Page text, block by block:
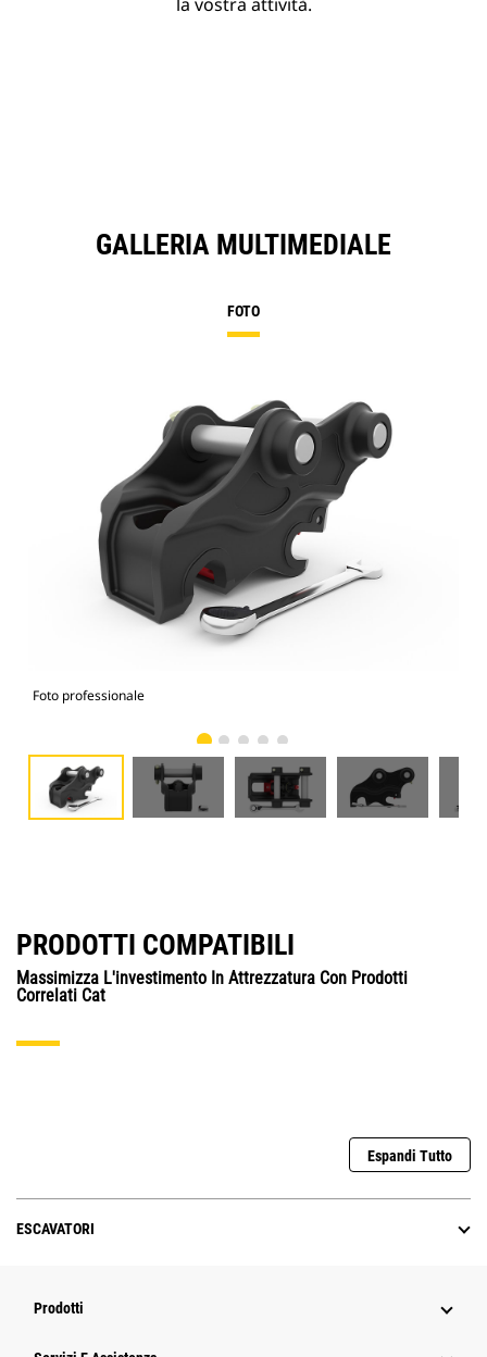
GALLERIA MULTIMEDIALE
FOTO
Foto professionale
PRODOTTI COMPATIBILI
Massimizza L'investimento In Attrezzatura Con Prodotti
Correlati Cat
Espandi Tutto
ESCAVATORI
Prodotti